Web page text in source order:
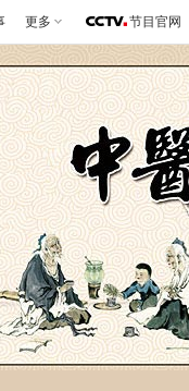
更多 节目官网